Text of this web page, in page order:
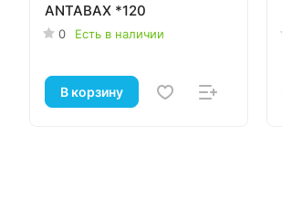
ANTABAX *120
0 Есть в наличии
В корзину